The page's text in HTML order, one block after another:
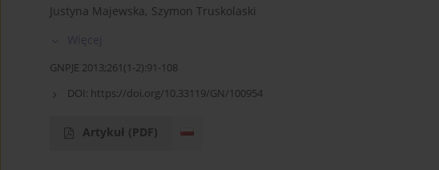
Justyna Majewska, Szymon Truskolaski
Więcej
GNPJE 2013;261(1-2):91-108
DOI: https://doi.org/10.33119/GN/100954
Artykuł (PDF)